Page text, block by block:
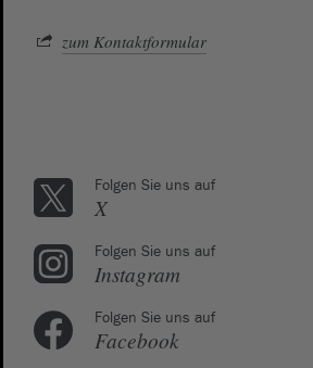
zum Kontaktformular
Folgen Sie uns auf
X
Folgen Sie uns auf
Instagram
Folgen Sie uns auf
Facebook